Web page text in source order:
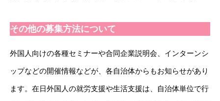
その他の募集方法について
外国人向けの各種セミナーや合同企業説明会、インターンシ
ップなどの開催情報などが、各自治体からもお知らせがあり
ます。在日外国人の就労支援や生活支援は、自治体単位で行